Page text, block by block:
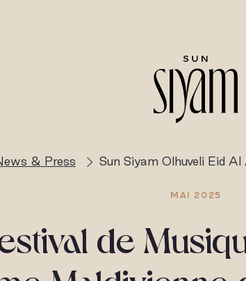
& Press Sun Siyam Olhuveli Eid
MAI 2025
de